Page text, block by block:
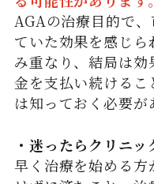
AGAの治療目的で
ていた効果を感じ
み重なり、結局は
金を支払い続けるこ
は知っておく必要が
・迷ったらクリニ
早く治療を始める